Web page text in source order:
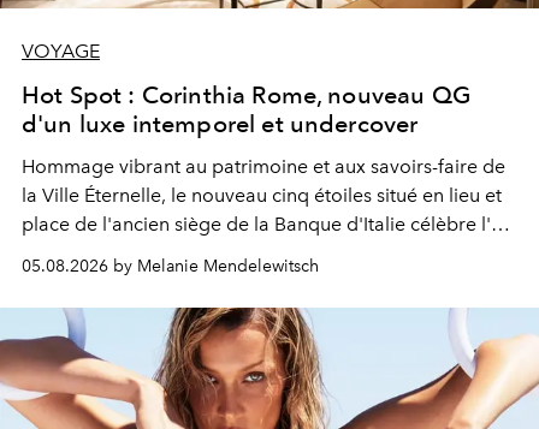
VOYAGE
Hot Spot : Corinthia Rome, nouveau QG
d'un luxe intemporel et undercover
Hommage vibrant au patrimoine et aux savoirs-faire de
la Ville Éternelle, le nouveau cinq étoiles situé en lieu et
place de l'ancien siège de la Banque d'Italie célèbre l'art
de vivre Romain dans toute son élégance intemporelle.
05.08.2026 by Melanie Mendelewitsch